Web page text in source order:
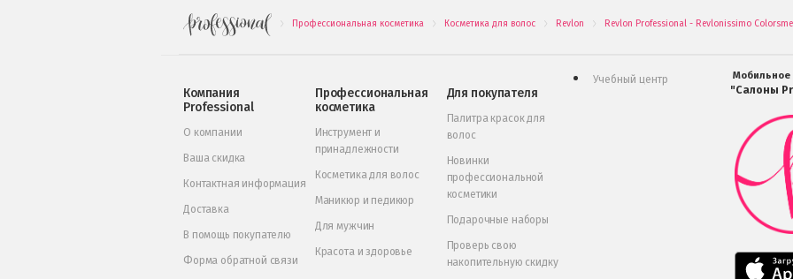
Профессиональная косметика Косметика для волос Revlon Revlon Professional - Revlonissimo
Компания
Professional
О компании
Ваша скидка
Контактная информация
Доставка
В помощь покупателю
Форма обратной связи
Профессиональная
косметика
Инструмент и
принадлежности
Косметика для волос
Маникюр и педикюр
Для мужчин
Красота и здоровье
Для покупателя
Палитра красок для
волос
Новинки
профессиональной
косметики
Подарочные наборы
Проверь свою
накопительную скидку
Учебный центр Мобильное
"Салоны